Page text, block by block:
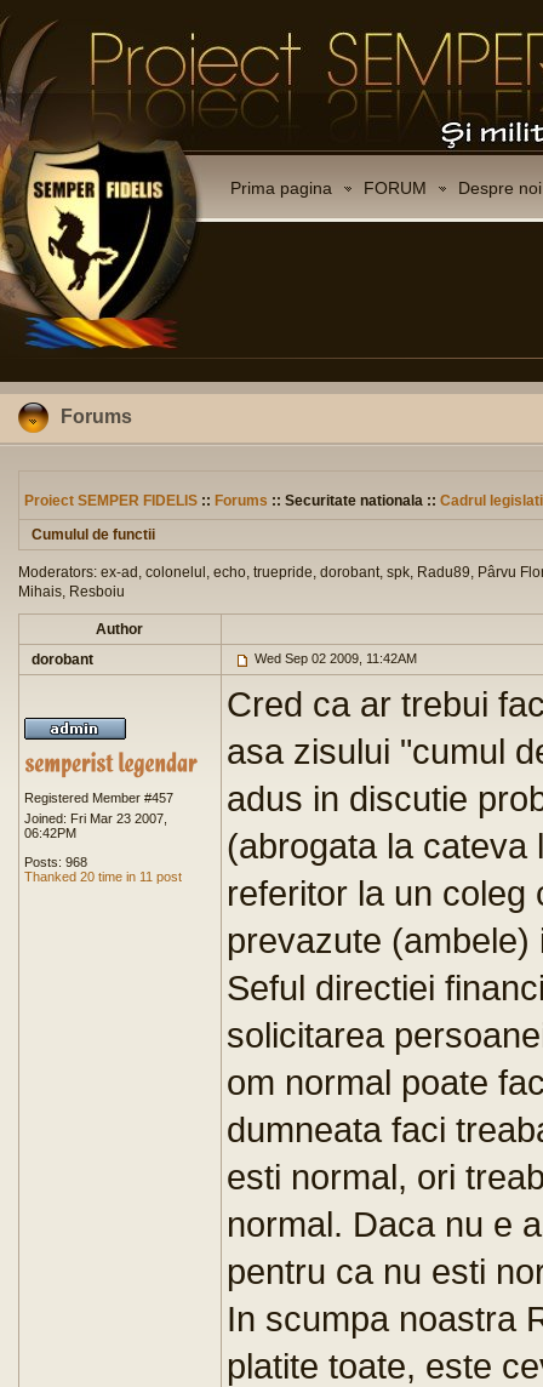
Prima pagina FORUM Despre noi
Forums
Proiect SEMPER FIDELIS :: Forums :: Securitate nationala :: Cadrul
Cumulul de functii
Moderators: ex-ad, colonelul, echo, truepride, dorobant, spk, Radu89, Pârvu
Mihais, Resboiu
Author
dorobant
Wed Sep 02 2009, 11:42AM
Registered Member #457
Joined: Fri Mar 23 2007,
06:42PM
Posts: 968
Thanked 20 time in 11 post
Cred ca ar trebui
asa zisului "cumul
adus in discutie
(abrogata la cateva
referitor la un coleg
prevazute
Seful directiei
solicitarea
om normal poate
dumneata faci
esti normal, ori
normal. Daca nu e
pentru ca nu esti
In scumpa noastra
platite toate, este